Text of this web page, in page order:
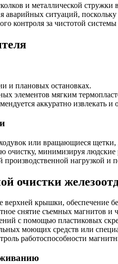
и металлической
ситуаций,
контроля за чистотой
и плановых остановках.
элементов мягким
аккуратно извлекать и
или вращающиеся щетки,
очистку, минимизируя людские
нагрузкой и
очистки
верхней крышки, обеспечение
снятие съемных магнитов
с помощью пластиковых
моющих средств или
работоспособности